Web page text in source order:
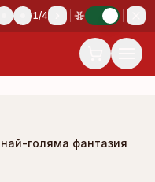
1/4
голяма фантазия